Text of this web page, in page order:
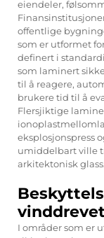
eiendeler,
offentlige
som er utformet
definert i
som laminert
til å reagere,
brukere tid til å
Flersjiktige
eksplosjonspress
umiddelbart ville
arkitektonisk glass.
I områder som er